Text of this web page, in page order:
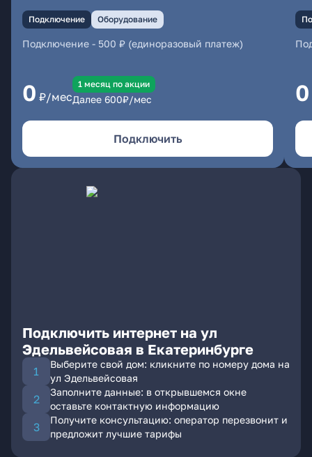
Подключение Оборудование
Подключение - 500 ₽ (единоразовый платеж)
0 ₽/мес
1 месяц по акции
Далее 600₽/мес
Подключить
0
Подключить интернет на ул
Эдельвейсовая в Екатеринбурге
Выберите свой дом: кликните по номеру дома на
ул Эдельвейсовая
Заполните данные: в открывшемся окне
оставьте контактную информацию
Получите консультацию: оператор перезвонит и
предложит лучшие тарифы